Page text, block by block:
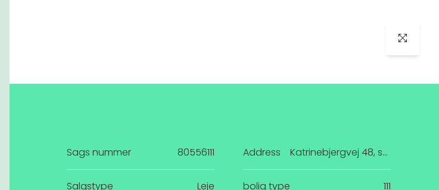
Sags nummer 80556111 Address Katrinebjergvej 48, st. 8
Salgstype Leje bolig type 111